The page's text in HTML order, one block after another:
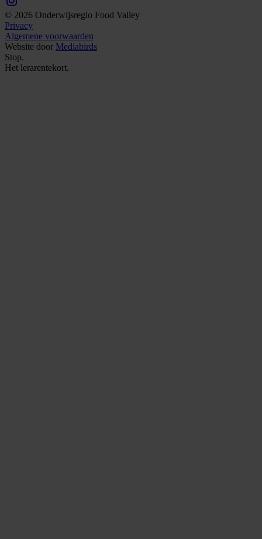
© 2026 Onderwijsregio Food Valley
Privacy
Algemene voorwaarden
Website door Mediabirds
Stop.
Het lerarentekort.